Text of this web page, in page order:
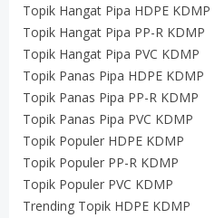
Topik Hangat Pipa HDPE KDMP
Topik Hangat Pipa PP-R KDMP
Topik Hangat Pipa PVC KDMP
Topik Panas Pipa HDPE KDMP
Topik Panas Pipa PP-R KDMP
Topik Panas Pipa PVC KDMP
Topik Populer HDPE KDMP
Topik Populer PP-R KDMP
Topik Populer PVC KDMP
Trending Topik HDPE KDMP